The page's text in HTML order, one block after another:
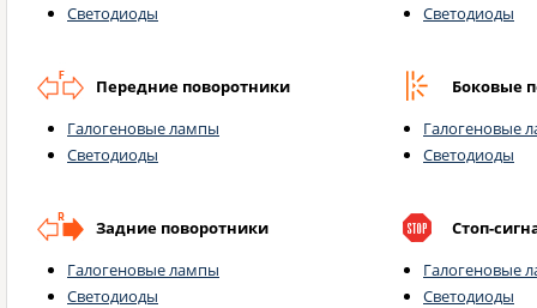
Светодиоды
Светодиоды
Передние поворотники
Галогеновые лампы
Светодиоды
Боковые
Галогеновые
Светодиоды
Задние поворотники
Галогеновые лампы
Светодиоды
Стоп-
Галогеновые
Светодиоды